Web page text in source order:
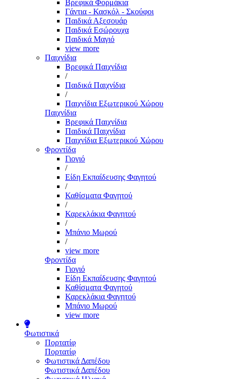
Βρεφικά Φορμάκια
Γάντια - Κασκόλ - Σκούφοι
Παιδικά Αξεσουάρ
Παιδικά Εσώρουχα
Παιδικά Μαγιό
view more
Παιχνίδια
Βρεφικά Παιχνίδια
/
Παιδικά Παιχνίδια
/
Παιχνίδια Εξωτερικού Χώρου
Παιχνίδια
Βρεφικά Παιχνίδια
Παιδικά Παιχνίδια
Παιχνίδια Εξωτερικού Χώρου
Φροντίδα
Γιογιό
/
Είδη Εκπαίδευσης Φαγητού
/
Καθίσματα Φαγητού
/
Καρεκλάκια Φαγητού
/
Μπάνιο Μωρού
/
view more
Φροντίδα
Γιογιό
Είδη Εκπαίδευσης Φαγητού
Καθίσματα Φαγητού
Καρεκλάκια Φαγητού
Μπάνιο Μωρού
view more
Φωτιστικά
Πορτατίφ
Πορτατίφ
Φωτιστικά Δαπέδου
Φωτιστικά Δαπέδου